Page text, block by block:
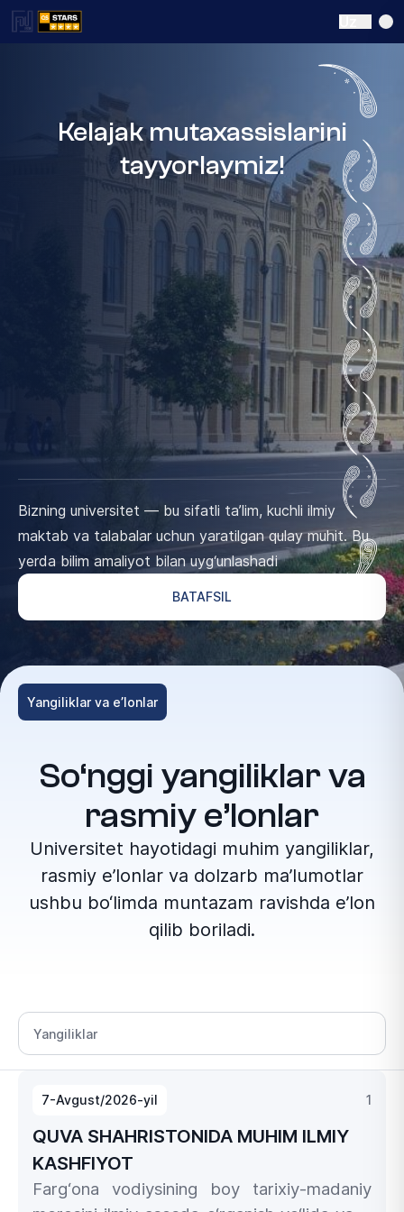
Kelajak mutaxassislarini
tayyorlaymiz!
Bizning universitet — bu sifatli ta’lim, kuchli ilmiy
maktab va talabalar uchun yaratilgan qulay muhit. Bu
yerda bilim amaliyot bilan uyg‘unlashadi
BATAFSIL
Yangiliklar va e’lonlar
So‘nggi yangiliklar va
rasmiy e’lonlar
Universitet hayotidagi muhim yangiliklar,
rasmiy e’lonlar va dolzarb ma’lumotlar
ushbu bo‘limda muntazam ravishda e’lon
qilib boriladi.
Bo‘lim tanlang
7-Avgust/2026-yil 1
QUVA SHAHRISTONIDA MUHIM ILMIY
KASHFIYOT
Farg‘ona vodiysining boy tarixiy-madaniy